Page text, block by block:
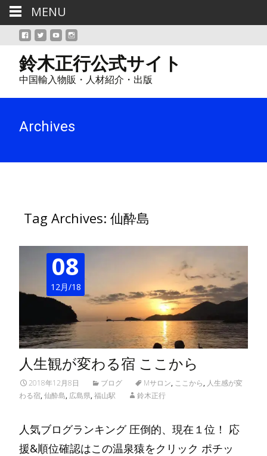
鈴木正行公式サイト
中国輸入物販・人材紹介・出版
Archives
Tag Archives: 仙酔島
08
12月/18
人生観が変わる宿 ここから
2018年12月8日 ブログ Mサロン, ここから, 人生感が変
わる宿,仙酔島, 広島県,福山駅 鈴木正行
人気ブログランキング 圧倒的、現在１位！ 応
援&順位確認はこの温泉猿をクリック ポチッ
MENU